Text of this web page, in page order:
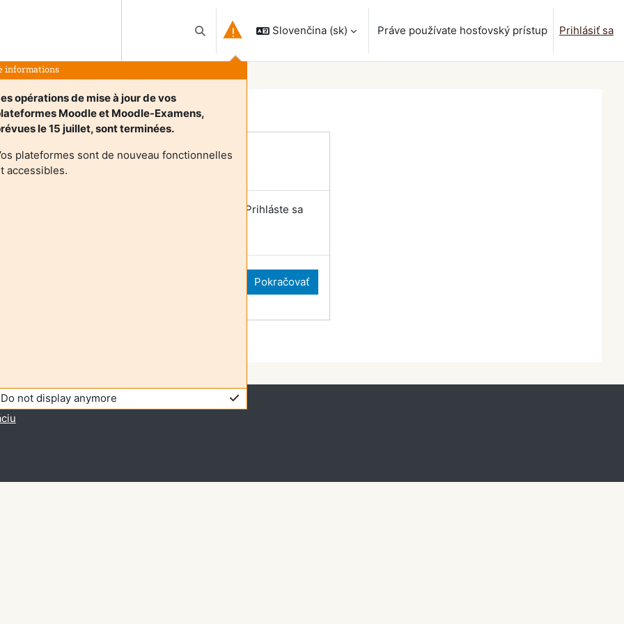
Prepnúť vyhľadávanie
informations
opérations de mise à jour de vos
Moodle et Moodle-Examens,
le 15 juillet, sont terminées.
plateformes sont de nouveau fonctionnelles
accessibles.
Do not display anymore
Slovenčina ‎(sk)‎ Práve používate hosťovský prístup Prihlásiť sa
required
Hostia nemajú prístup do používateľských profilov. Prihláste sa
Pokračovať
prístup (Prihlásiť sa)